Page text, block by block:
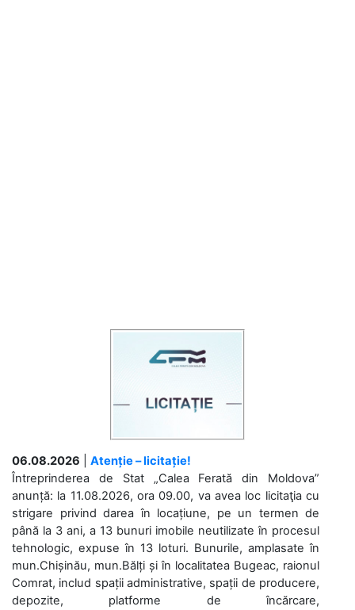
06.08.2026
Atenție – licitație!
Întreprinderea de Stat „Calea Ferată din Moldova”
anunță: la 11.08.2026, ora 09.00, va avea loc licitaţia cu
strigare privind darea în locațiune, pe un termen de
până la 3 ani, a 13 bunuri imobile neutilizate în procesul
tehnologic, expuse în 13 loturi. Bunurile, amplasate în
mun.Chișinău, mun.Bălți și în localitatea Bugeac, raionul
Comrat, includ spații administrative, spații de producere,
depozite, platforme de încărcare,